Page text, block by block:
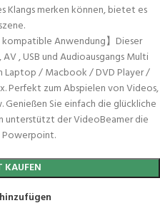
Klangs merken können, bietet es
Anwendung】Dieser
, USB und Audioausgangs Multi
Laptop / Macbook / DVD Player /
Perfekt zum Abspielen von Videos,
Genießen Sie einfach die glückliche
unterstützt der VideoBeamer die
Powerpoint.
KAUFEN